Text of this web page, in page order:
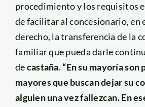
procedimiento y los requisitos
de facilitar al concesionario, en
derecho, la transferencia de la
familiar que pueda darle
decastaña. “En su mayoría son
mayores que buscan dejar su
alguien una vez fallezcan. En